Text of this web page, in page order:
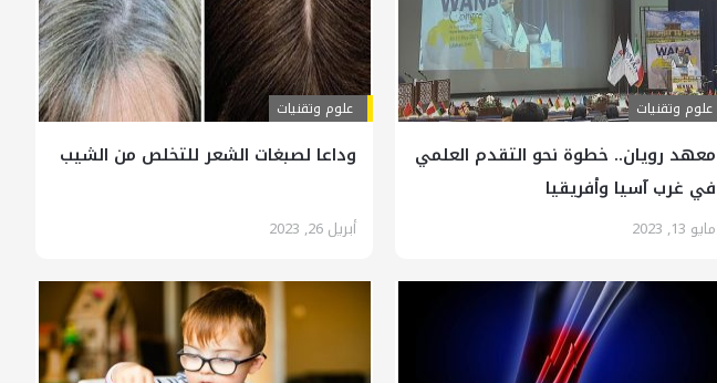
علوم وتقنيات
معهد رويان.. خطوة نحو التقدم العلمي
في غرب آسيا وأفريقيا
مايو 13, 2023
علوم وتقنيات
وداعا لصبغات الشعر للتخلص من الشيب
أبريل 26, 2023